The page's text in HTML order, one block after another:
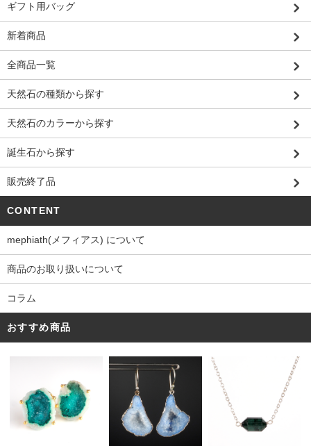
ギフト用バッグ
新着商品
全商品一覧
天然石の種類から探す
天然石のカラーから探す
誕生石から探す
販売終了品
CONTENT
mephiath(メフィアス) について
商品のお取り扱いについて
コラム
おすすめ商品